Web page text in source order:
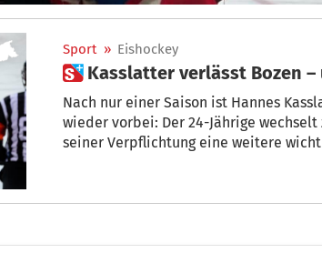
Sport » Eishockey
 Kasslatter verlässt Bozen
Nach nur einer Saison ist Hannes
wieder vorbei: Der 24-Jährige
seiner Verpflichtung eine weitere